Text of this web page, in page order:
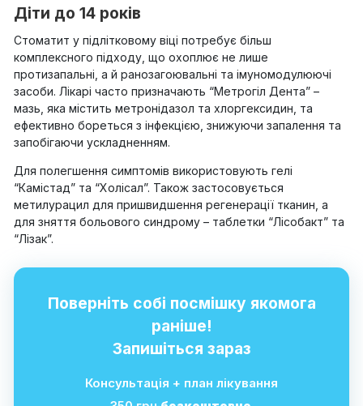
Діти до 14 років
Стоматит у підлітковому віці потребує більш
комплексного підходу, що охоплює не лише
протизапальні, а й ранозагоювальні та імуномодулюючі
засоби. Лікарі часто призначають “Метрогіл Дента” –
мазь, яка містить метронідазол та хлоргексидин, та
ефективно бореться з інфекцією, знижуючи запалення та
запобігаючи ускладненням.
Для полегшення симптомів використовують гелі
“Камістад” та “Холісал”. Також застосовується
метилурацил для пришвидшення регенерації тканин, а
для зняття больового синдрому – таблетки “Лісобакт” та
“Лізак”.
Поверніть собі посмішку якомога
раніше!
Запишіться зараз
Консультація + план лікування